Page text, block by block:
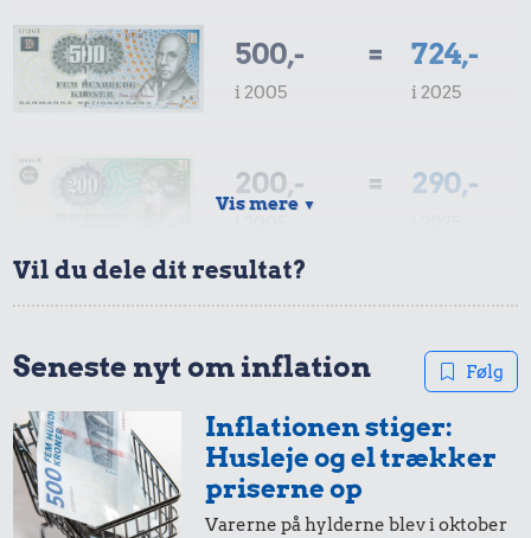
500,-
i 2005
= 724,-
i 2025
200,- = 290,-
100,-
i 2005
= 145,-
i 2025
50,-
i 2005
= 72,-
Vis mere ▼
Vil du dele dit resultat?
Seneste nyt om inflation Følg
Inflationen stiger:
Husleje og el trækker
priserne op
Varerne på hylderne blev i oktober